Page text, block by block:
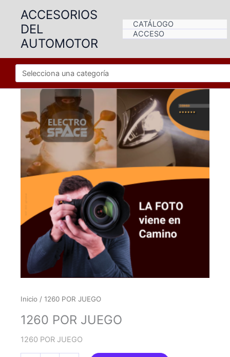
contenido
ACCESORIOS
DEL
AUTOMOTOR
CATÁLOGO
ACCESO
Inicio / 1260 POR JUEGO
1260 POR JUEGO
1260 POR JUEGO